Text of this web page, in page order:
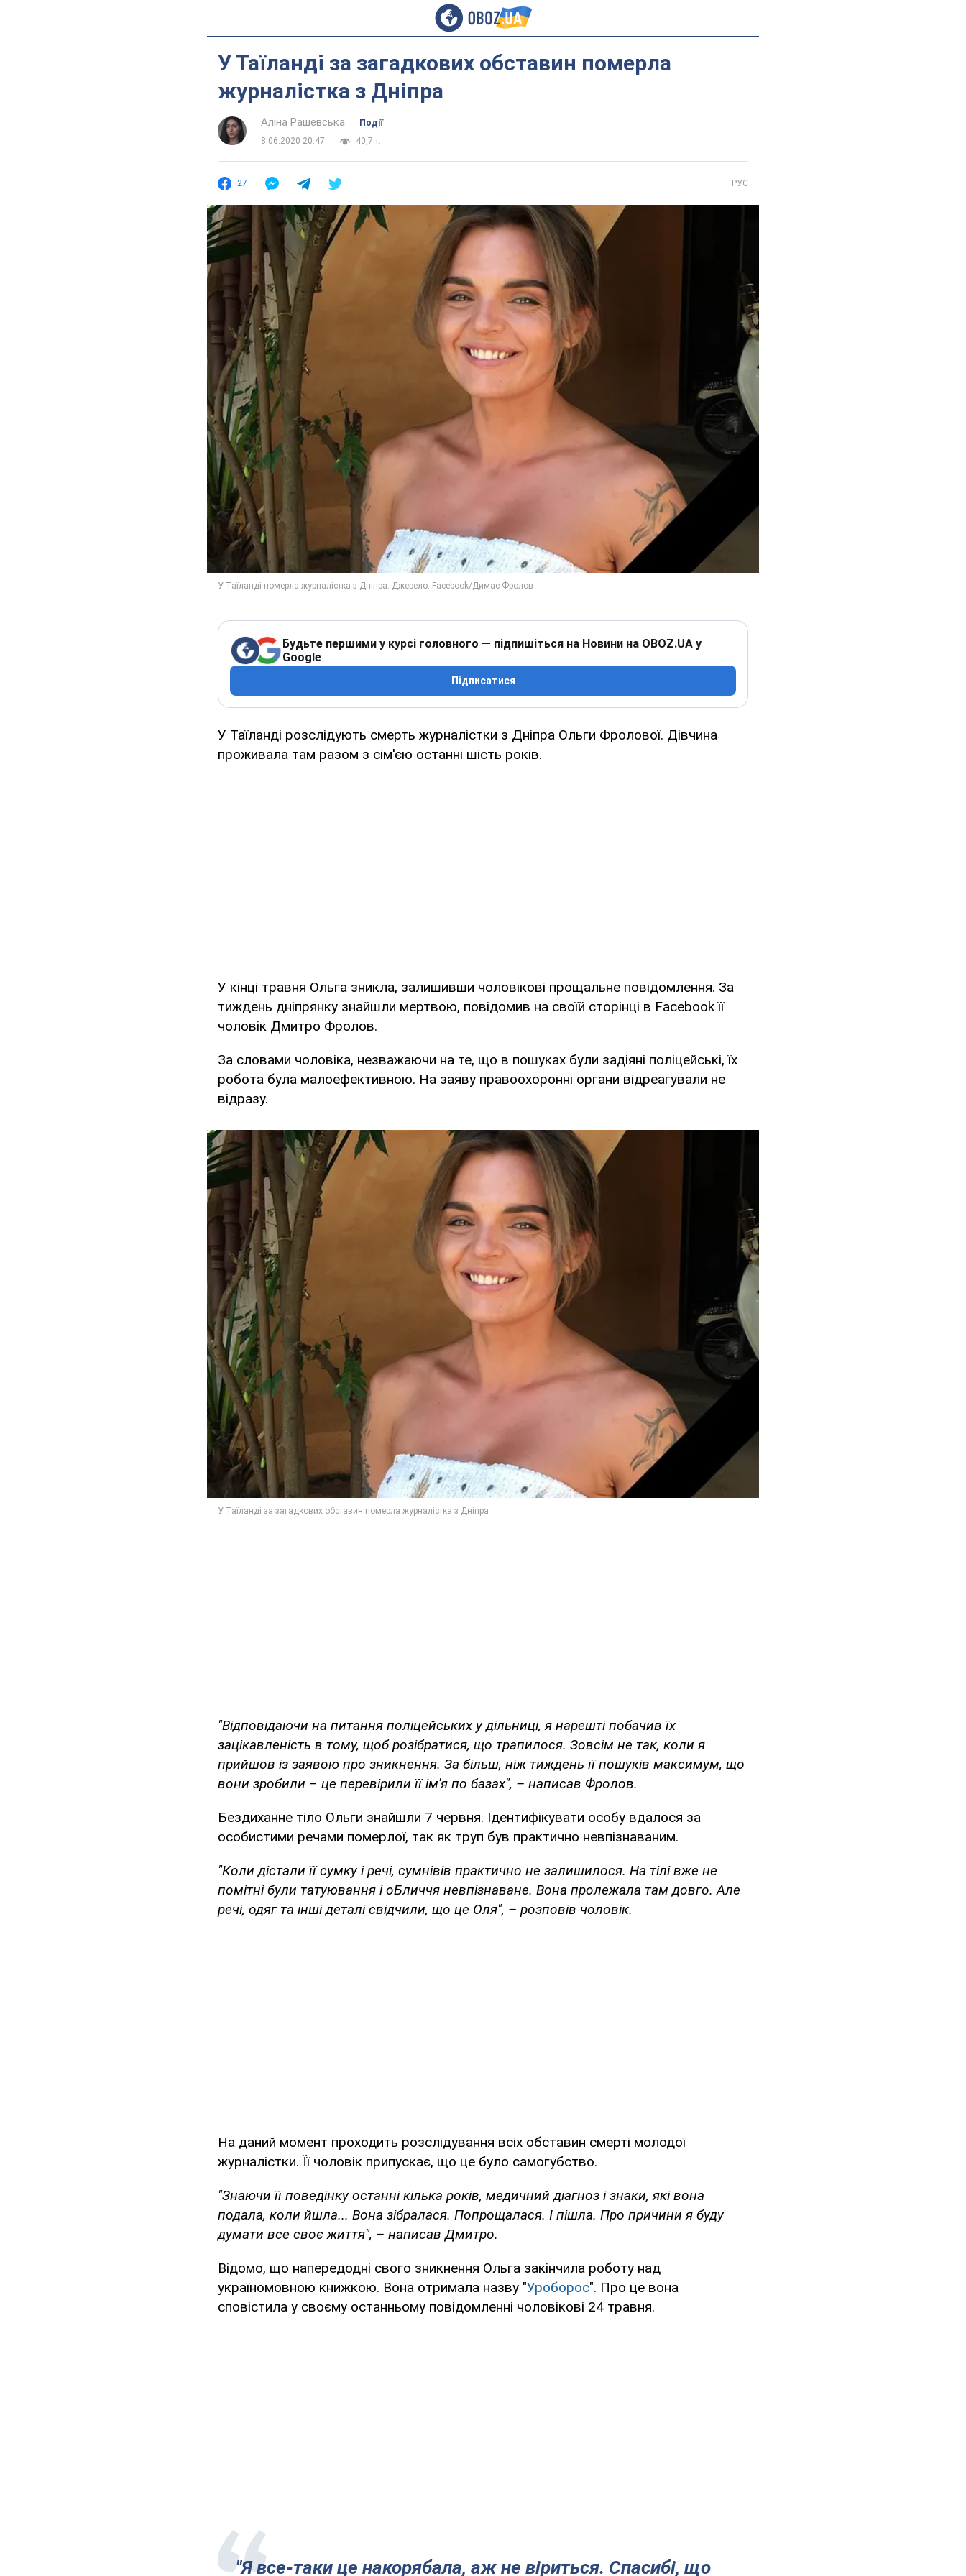
У Таїланді за загадкових обставин померла
журналістка з Дніпра
Аліна Рашевська
Події
8.06.2020 20:47
40,7 т.
27 РУС
Будьте першими у курсі головного — підпишіться на Новини на OBOZ.UA у
Google
Підписатися
У Таїланді розслідують смерть журналістки з Дніпра Ольги Фролової. Дівчина
проживала там разом з сім'єю останні шість років.
У кінці травня Ольга зникла, залишивши чоловікові прощальне повідомлення. За
тиждень дніпрянку знайшли мертвою, повідомив на своїй сторінці в Facebook її
чоловік Дмитро Фролов.
За словами чоловіка, незважаючи на те, що в пошуках були задіяні поліцейські, їх
робота була малоефективною. На заяву правоохоронні органи відреагували не
відразу.
"Відповідаючи на питання поліцейських у дільниці, я нарешті побачив їх
зацікавленість в тому, щоб розібратися, що трапилося. Зовсім не так, коли я
прийшов із заявою про зникнення. За більш, ніж тиждень її пошуків максимум, що
вони зробили – це перевірили її ім'я по базах", – написав Фролов.
Бездиханне тіло Ольги знайшли 7 червня. Ідентифікувати особу вдалося за
особистими речами померлої, так як труп був практично невпізнаваним.
"Коли дістали її сумку і речі, сумнівів практично не залишилося. На тілі вже не
помітні були татуювання і оБличчя невпізнаване. Вона пролежала там довго. Але
речі, одяг та інші деталі свідчили, що це Оля", – розповів чоловік.
На даний момент проходить розслідування всіх обставин смерті молодої
журналістки. Її чоловік припускає, що це було самогубство.
"Знаючи її поведінку останні кілька років, медичний діагноз і знаки, які вона
подала, коли йшла... Вона зібралася. Попрощалася. І пішла. Про причини я буду
думати все своє життя", – написав Дмитро.
Відомо, що напередодні свого зникнення Ольга закінчила роботу над
україномовною книжкою. Вона отримала назву "Уроборос". Про це вона
сповістила у своєму останньому повідомленні чоловікові 24 травня.
"Я все-таки це накорябала, аж не віриться. Спасибі, що